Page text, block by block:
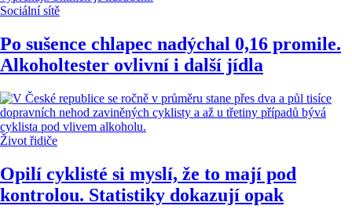
Sociální sítě
Po sušence chlapec nadýchal 0,16 promile.
Alkoholtester ovlivní i další jídla
Život řidiče
Opilí cyklisté si myslí, že to mají pod
kontrolou. Statistiky dokazují opak